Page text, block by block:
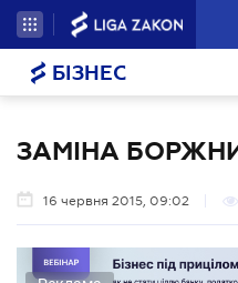
БІЗНЕС
ЗАМІНА
16 червня 2015, 09:02